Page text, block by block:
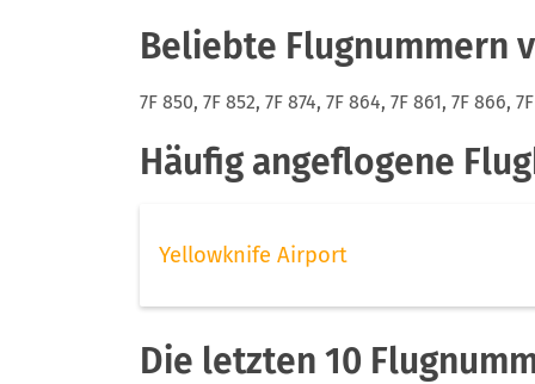
Beliebte Flugnummern
7F 850, 7F 852, 7F 874, 7F 864, 7F 861, 7F 866,
Häufig angeflogene
Yellowknife Airport
Die letzten 10